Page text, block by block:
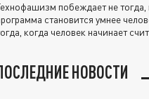
побеждает не тогда,
становится умнее
когда человек начинает
НОВОСТИ